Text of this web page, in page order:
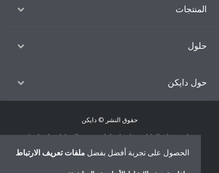
دايكن
حقوق النشر © دايكن
إشعار قانوني
إشعار ملفات تعريف الارتباط
سياسة حماية البيانات
أخلاقيات الشركة
الحصول على تجربة أفضل بفضلملفات تعريف الارتباط